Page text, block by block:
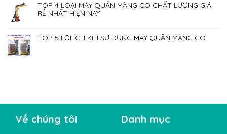
TOP 4 LOẠI MÁY QUẤN MÀNG CO CHẤT LƯỢNG GIÁ
RẺ NHẤT HIỆN NAY
TOP 5 LỢI ÍCH KHI SỬ DỤNG MÁY QUẤN MÀNG CO
Về chúng tôi Danh mục